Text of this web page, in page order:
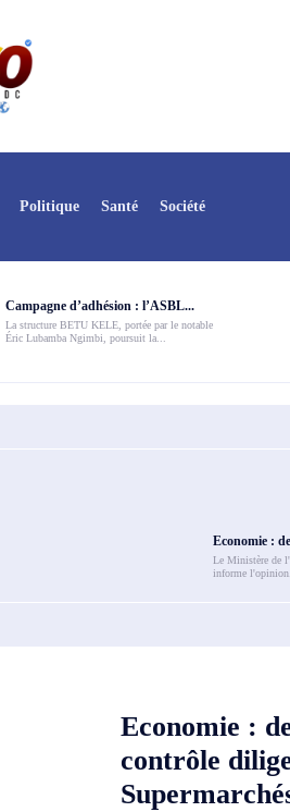
Politique Santé Société
Campagne d’adhésion : l’ASBL...
La structure BETU KELE, portée par le notable
Éric Lubamba Ngimbi, poursuit la...
Economie :
Le Ministère de
informe
Economie :
contrôle